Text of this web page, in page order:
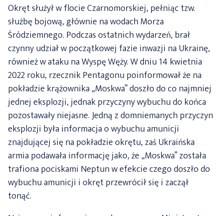
Okręt służył w flocie Czarnomorskiej, pełniąc tzw.
służbę bojową, głównie na wodach Morza
Śródziemnego. Podczas ostatnich wydarzeń, brał
czynny udział w początkowej fazie inwazji na Ukrainę,
również w ataku na Wyspę Węży. W dniu 14 kwietnia
2022 roku, rzecznik Pentagonu poinformował że na
pokładzie krążownika „Moskwa” doszło do co najmniej
jednej eksplozji, jednak przyczyny wybuchu do końca
pozostawały niejasne. Jedną z domniemanych przyczyn
eksplozji była informacja o wybuchu amunicji
znajdującej się na pokładzie okrętu, zaś Ukraińska
armia podawała informację jako, że „Moskwa” została
trafiona pociskami Neptun w efekcie czego doszło do
wybuchu amunicji i okręt przewrócił się i zaczął
tonąć.